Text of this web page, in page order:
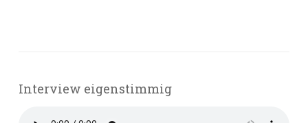
Interview eigenstimmig